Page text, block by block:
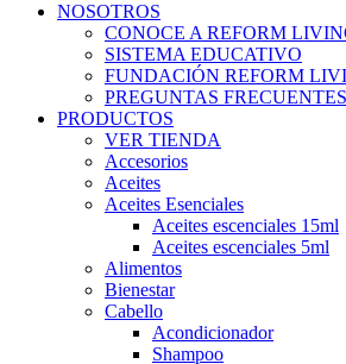
NOSOTROS
CONOCE A REFORM
SISTEMA EDUCATIVO
FUNDACIÓN REFORM
PREGUNTAS FRECUENTES
PRODUCTOS
VER TIENDA
Accesorios
Aceites
Aceites Esenciales
Aceites escenciales 15ml
Aceites escenciales 5ml
Alimentos
Bienestar
Cabello
Acondicionador
Shampoo